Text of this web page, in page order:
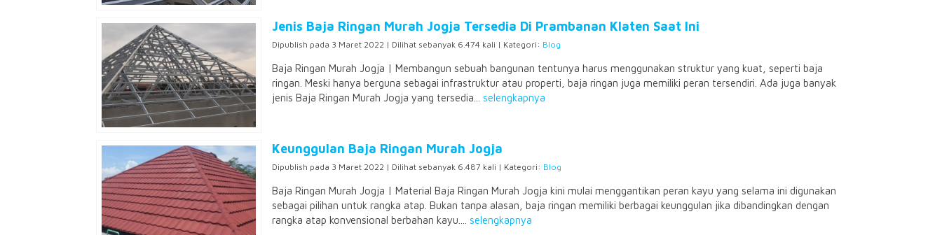
Jenis Baja Ringan Murah Jogja Tersedia Di Prambanan Klaten Saat Ini
Dipublish pada 3 Maret 2022 | Dilihat sebanyak 6.474 kali | Kategori: Blog
Baja Ringan Murah Jogja | Membangun sebuah bangunan tentunya harus menggunakan struktur yang kuat, seperti baja
ringan. Meski hanya berguna sebagai infrastruktur atau properti, baja ringan juga memiliki peran tersendiri. Ada juga banyak
jenis Baja Ringan Murah Jogja yang tersedia... selengkapnya
Keunggulan Baja Ringan Murah Jogja
Dipublish pada 3 Maret 2022 | Dilihat sebanyak 6.487 kali | Kategori: Blog
Baja Ringan Murah Jogja | Material Baja Ringan Murah Jogja kini mulai menggantikan peran kayu yang selama ini digunakan
sebagai pilihan untuk rangka atap. Bukan tanpa alasan, baja ringan memiliki berbagai keunggulan jika dibandingkan dengan
rangka atap konvensional berbahan kayu.... selengkapnya